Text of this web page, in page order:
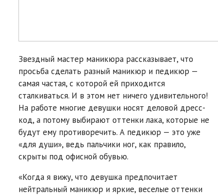
Звездный мастер маникюра рассказывает, что
просьба сделать разный маникюр и педикюр —
самая частая, с которой ей приходится
сталкиваться. И в этом нет ничего удивительного!
На работе многие девушки носят деловой дресс-
код, а потому выбирают оттенки лака, которые не
будут ему противоречить. А педикюр — это уже
«для души», ведь пальчики ног, как правило,
скрыты под офисной обувью.
«Когда я вижу, что девушка предпочитает
нейтральный маникюр и яркие, веселые оттенки